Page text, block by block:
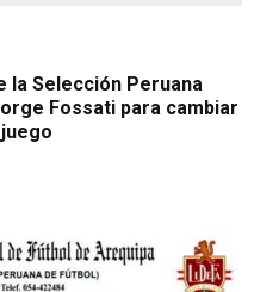
la Selección Peruana
Fossati para cambiar